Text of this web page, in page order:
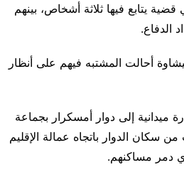
قضية يتابع فيها ثلاثة أشخاص، بينهم
أحالت المشتبه فيهم على أنظار
ميدانية إلى دوار أمسكرار بجماعة
سكان الدوار باتجاه عمالة الإقليم
دمر مساكنهم.